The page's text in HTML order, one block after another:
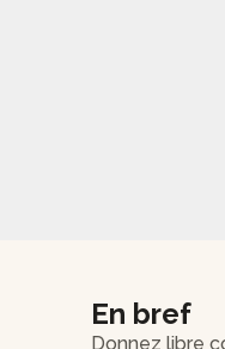
En bref
Donnez libre